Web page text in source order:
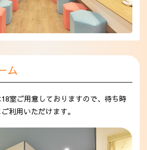
ム
室ご用意しておりますので、待ち時
利用いただけます。